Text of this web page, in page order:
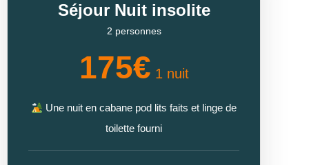
Séjour Nuit insolite
2 personnes
175€ 1 nuit
Une nuit en cabane pod lits faits et linge de
toilette fourni